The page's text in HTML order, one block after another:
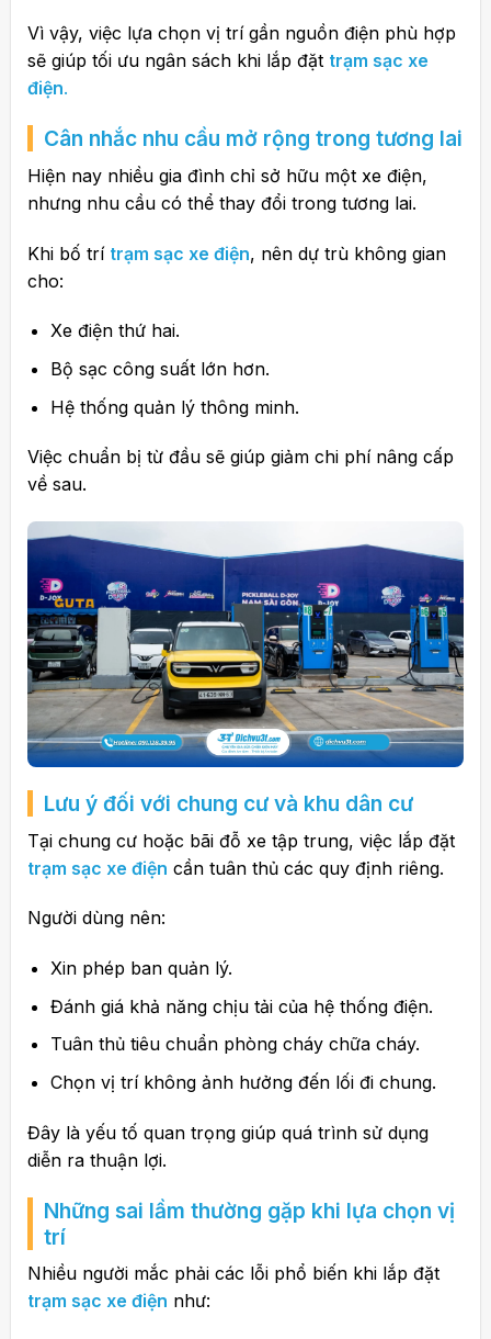
Vì vậy, việc lựa chọn vị trí gần nguồn điện phù hợp
sẽ giúp tối ưu ngân sách khi lắp đặt trạm sạc xe
điện.
Cân nhắc nhu cầu mở rộng trong tương lai
Hiện nay nhiều gia đình chỉ sở hữu một xe điện,
nhưng nhu cầu có thể thay đổi trong tương lai.
Khi bố trí trạm sạc xe điện, nên dự trù không gian
cho:
Xe điện thứ hai.
Bộ sạc công suất lớn hơn.
Hệ thống quản lý thông minh.
Việc chuẩn bị từ đầu sẽ giúp giảm chi phí nâng cấp
về sau.
Lưu ý đối với chung cư và khu dân cư
Tại chung cư hoặc bãi đỗ xe tập trung, việc lắp đặt
trạm sạc xe điện cần tuân thủ các quy định riêng.
Người dùng nên:
Xin phép ban quản lý.
Đánh giá khả năng chịu tải của hệ thống điện.
Tuân thủ tiêu chuẩn phòng cháy chữa cháy.
Chọn vị trí không ảnh hưởng đến lối đi chung.
Đây là yếu tố quan trọng giúp quá trình sử dụng
diễn ra thuận lợi.
Những sai lầm thường gặp khi lựa chọn vị
trí
Nhiều người mắc phải các lỗi phổ biến khi lắp đặt
trạm sạc xe điện như: